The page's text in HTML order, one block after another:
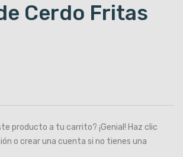
Cerdo Fritas
producto a tu carrito? ¡Genial! Haz clic
o crear una cuenta si no tienes una